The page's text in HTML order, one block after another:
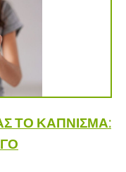
ΤΟ ΚΆΠΝΙΣΜΑ: